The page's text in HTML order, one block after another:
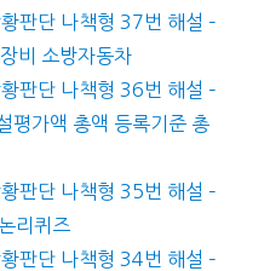
판단 나책형 37번 해설 –
비 소방자동차
판단 나책형 36번 해설 –
평가액 총액 등록기준 총
판단 나책형 35번 해설 –
리퀴즈
판단 나책형 34번 해설 –